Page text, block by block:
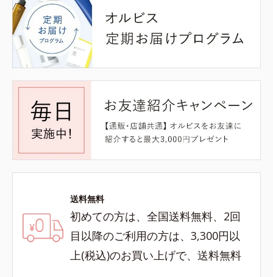
送料無料
初めての方は、全国送料無料、2回
目以降のご利用の方は、3,300円以
上(税込)のお買い上げで、送料無料